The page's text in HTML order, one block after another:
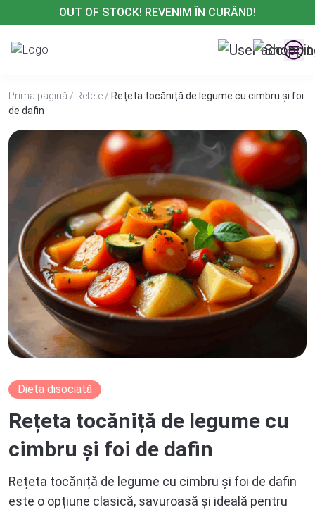
la
conținut
OUT OF STOCK! REVENIM ÎN CURÂND!
Prima pagină / Rețete / Rețeta tocăniță de legume cu cimbru și foi
de dafin
Dieta disociată
Rețeta tocăniță de legume cu
cimbru și foi de dafin
Rețeta tocăniță de legume cu cimbru și foi de dafin
este o opțiune clasică, savuroasă și ideală pentru